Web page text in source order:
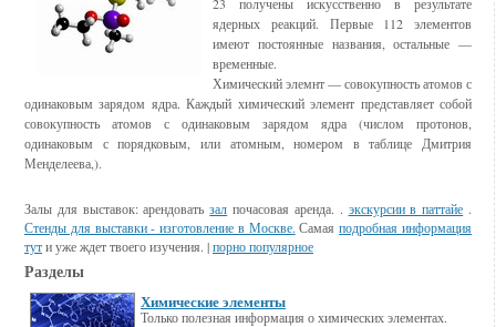
ядерных реакций. Первые 112 элементов
имеют постоянные названия, остальные —
временные.
Химический элемнт — совокупность атомов с
одинаковым зарядом ядра. Каждый химический элемент представляет собой
совокупность атомов с одинаковым зарядом ядра (числом протонов,
одинаковым с порядковым, или атомным, номером в таблице Дмитрия
Менделеева,).
Залы для выставок: арендоватьзал почасовая аренда. . экскурсии в паттайе .
Стенды для выставки - изготовление в Москве. Самаяподробная информация
тути уже ждет твоего изучения. |порно популярное
Разделы
Химические элементы
Только полезная информация о химических элементах.